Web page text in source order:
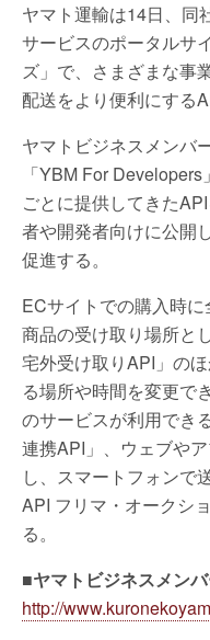
ヤマト運輸は14日、同
サービスのポータルサ
ズ」で、さまざまな事
配送をより便利にする
ヤマトビジネスメンバ
「YBM For
ごとに提供してきた
者や開発者向けに公開
促進する。
ECサイトでの購入時
商品の受け取り場所と
宅外受け取りAPI」の
る場所や時間を変更で
のサービスが利用でき
連携API」、ウェブや
し、スマートフォンで
API フリマ・オークシ
る。
■ヤマトビジネスメン
http://